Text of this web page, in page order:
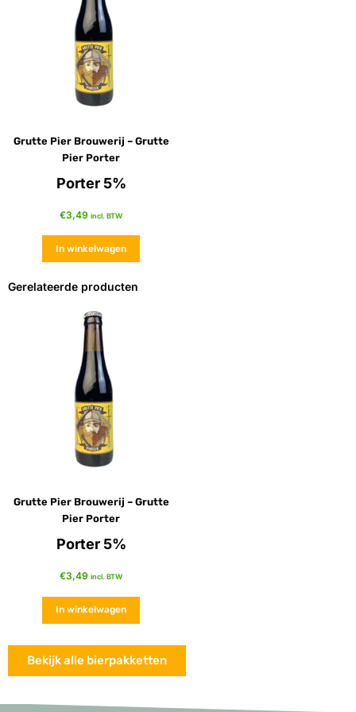
Grutte Pier Brouwerij – Grutte
Pier Porter
Porter 5%
€3,49 incl. BTW
In winkelwagen
Gerelateerde producten
Grutte Pier Brouwerij – Grutte
Pier Porter
Porter 5%
€3,49 incl. BTW
In winkelwagen
Bekijk alle bierpakketten